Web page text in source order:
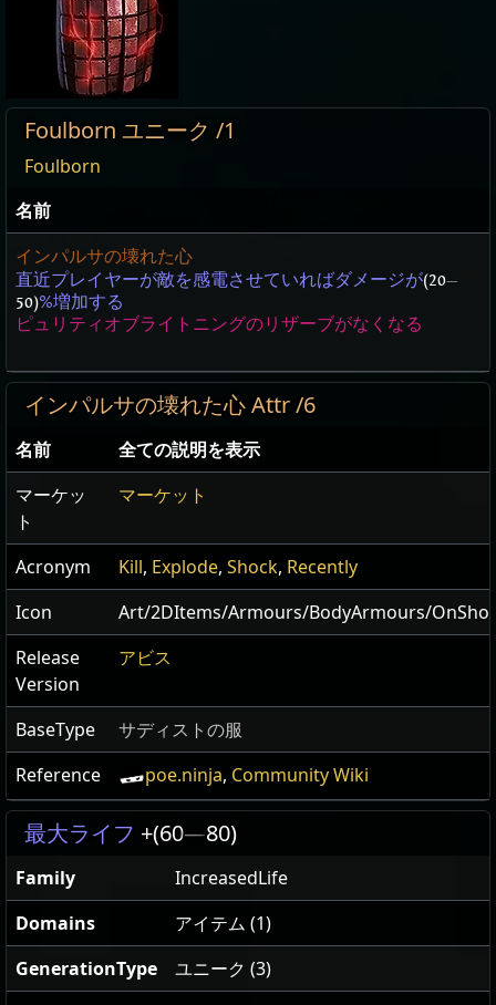
Foulborn ユニーク /1
Foulborn
名前
インパルサの壊れた心
直近プレイヤーが敵を感電させていればダメージが(20—
50)%増加する
ピュリティオブライトニングのリザーブがなくなる
インパルサの壊れた心 Attr /6
名前
全ての説明を表示
マーケッ
ト
マーケット
Acronym Kill, Explode, Shock, Recently
Icon
Art/2DItems/Armours/BodyArmours/
Release
Version
アビス
BaseType
サディストの服
Reference
poe.ninja, Community Wiki
最大ライフ +(60—80)
Family
IncreasedLife
Domains
アイテム (1)
GenerationType
ユニーク (3)